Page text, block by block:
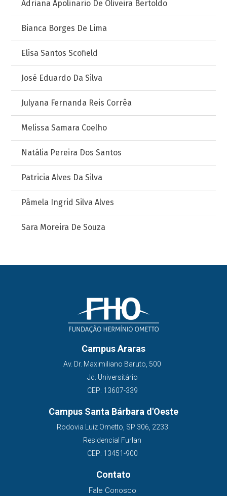
Adriana Apolinario De Oliveira Bertoldo
Bianca Borges De Lima
Elisa Santos Scofield
José Eduardo Da Silva
Julyana Fernanda Reis Corrêa
Melissa Samara Coelho
Natália Pereira Dos Santos
Patricia Alves Da Silva
Pâmela Ingrid Silva Alves
Sara Moreira De Souza
Campus Araras
Av. Dr. Maximiliano Baruto, 500
Jd. Universitário
CEP: 13607-339
Campus Santa Bárbara d'Oeste
Rodovia Luiz Ometto, SP 306, 2233
Residencial Furlan
CEP: 13451-900
Contato
Fale Conosco